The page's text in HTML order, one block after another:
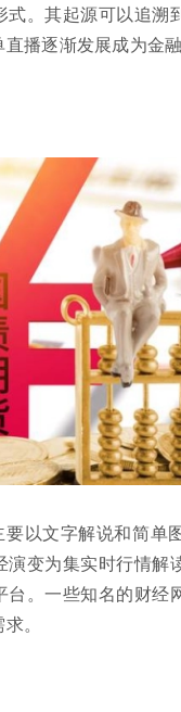
。其起源可以追
播逐渐发展成为金
以文字解说和简
变为集实时行情
。一些知名的财
。